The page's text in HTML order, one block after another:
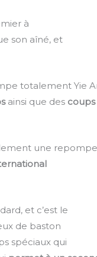
à
son aîné, et
totalement Yie
ainsi que des coups
une repompe
et c’est le
de baston
spéciaux qui